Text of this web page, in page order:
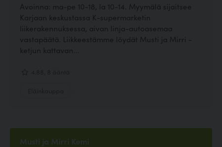
Avoinna: ma-pe 10-18, la 10-14. Myymälä sijaitsee
Karjaan keskustassa K-supermarketin
liikerakennuksessa, aivan linja-autoasemaa
vastapäätä. Liikkeestämme löydät Musti ja Mirri -
ketjun kattavan...
Musti ja Mirri Kemi